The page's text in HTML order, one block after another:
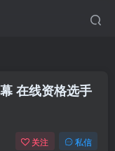
在线资格选手
关注 私信